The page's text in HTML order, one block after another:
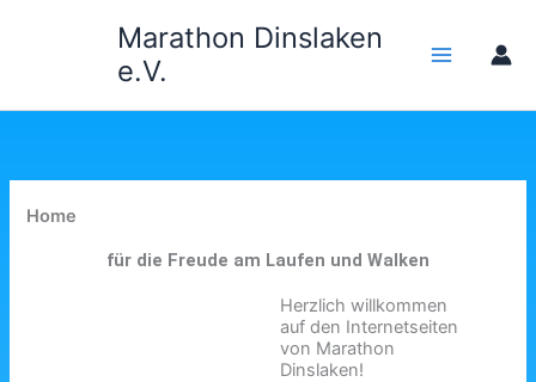
Marathon Dinslaken
e.V.
Home
für die Freude am Laufen und Walken
Herzlich willkommen
auf den Internetseiten
von Marathon
Dinslaken!